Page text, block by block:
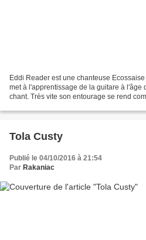
Eddi Reader est une chanteuse
met à l'apprentissage de la guitare à l'âge
chant. Très vite son entourage se rend
Tola Custy
Publié le 04/10/2016 à 21:54
Par Rakaniac